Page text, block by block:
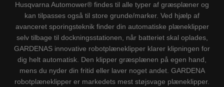
Husqvarna Automower® findes til alle typer af græsplæner og
kan tilpasses også til store grunde/marker. Ved hjælp af
avanceret sporingsteknik finder din automatiske plæneklipper
selv tilbage til dockningsstationen, når batteriet skal oplades,
GARDENAS innovative robotplæneklipper klarer klipningen for
dig helt automatisk. Den klipper græsplænen på egen hand,
mens du nyder din fritid eller laver noget andet. GARDENA
robotplæneklipper er markedets mest støjsvage plæneklipper.